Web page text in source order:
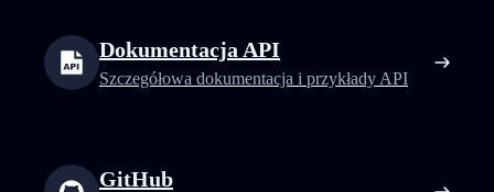
Dokumentacja API
Szczegółowa dokumentacja i przykłady API
GitHub